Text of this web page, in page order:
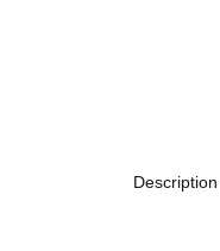
Description